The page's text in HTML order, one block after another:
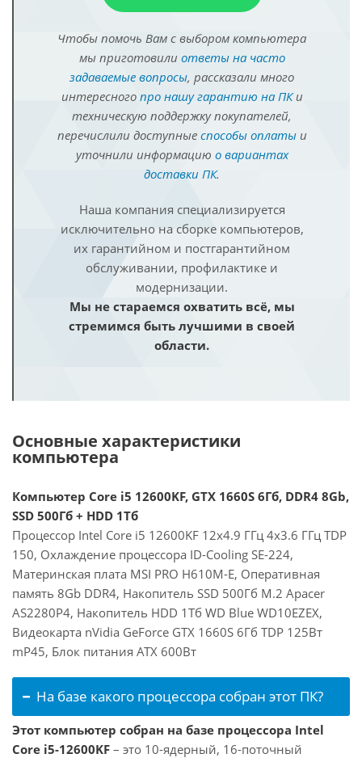
Чтобы помочь Вам с выбором компьютера
мы приготовили ответы на часто
задаваемые вопросы, рассказали много
интересного про нашу гарантию на ПКи
техническую поддержку покупателей,
перечислили доступные способы оплатыи
уточнили информацию о вариантах
доставки ПК.
Наша компания специализируется
исключительно на сборке компьютеров,
их гарантийном и постгарантийном
обслуживании, профилактике и
модернизации.
Мы не стараемся охватить всё, мы
стремимся быть лучшими в своей
области.
Основные характеристики
компьютера
Компьютер Core i5 12600KF, GTX 1660S 6Гб, DDR4 8Gb,
SSD 500Гб + HDD 1Тб
Процессор Intel Core i5 12600KF 12x4.9 ГГц 4x3.6 ГГц TDP
150, Охлаждение процессора ID-Cooling SE-224,
Материнская плата MSI PRO H610M-E, Оперативная
память 8Gb DDR4, Накопитель SSD 500Гб M.2 Apacer
AS2280P4, Накопитель HDD 1Тб WD Blue WD10EZEX,
Видеокарта nVidia GeForce GTX 1660S 6Гб TDP 125Вт
mP45, Блок питания ATX 600Вт
На базе какого процессора собран этот ПК?
Этот компьютер собран на базе процессора Intel
Core i5-12600KF – это 10-ядерный, 16-поточный